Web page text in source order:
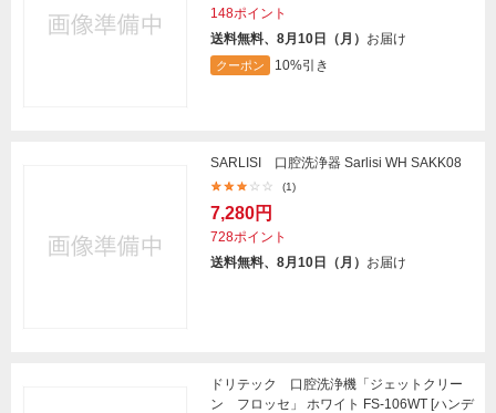
148ポイント
送料無料、8月10日（月） お届け
クーポン 10%引き
SARLISI 口腔洗浄器 Sarlisi WH SAKK08
(1)
7,280円
728ポイント
送料無料、8月10日（月） お届け
ドリテック 口腔洗浄機「ジェットクリー
ン フロッセ」 ホワイト FS-106WT [ハンデ